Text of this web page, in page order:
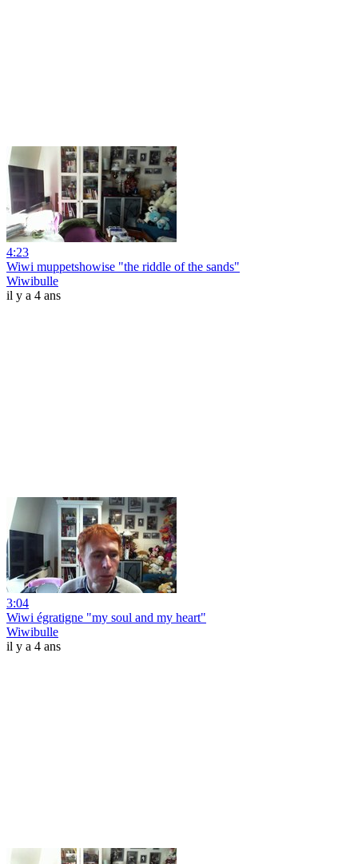
4:23
Wiwi muppetshowise "the riddle of the sands"
Wiwibulle
il y a 4 ans
3:04
Wiwi égratigne "my soul and my heart"
Wiwibulle
il y a 4 ans